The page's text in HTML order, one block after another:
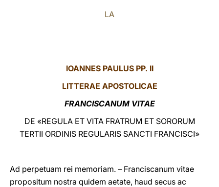
LA
IOANNES PAULUS PP. II
LITTERAE APOSTOLICAE
FRANCISCANUM VITAE
DE «REGULA ET VITA FRATRUM ET SORORUM
TERTII ORDINIS REGULARIS SANCTI FRANCISCI»
Ad perpetuam rei memoriam. – Franciscanum vitae
propositum nostra quidem aetate, haud secus ac